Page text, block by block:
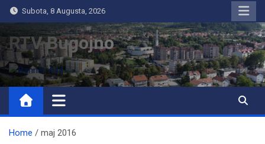
Subota, 8 Augusta, 2026
RTV Bugojno
Home maj 2016